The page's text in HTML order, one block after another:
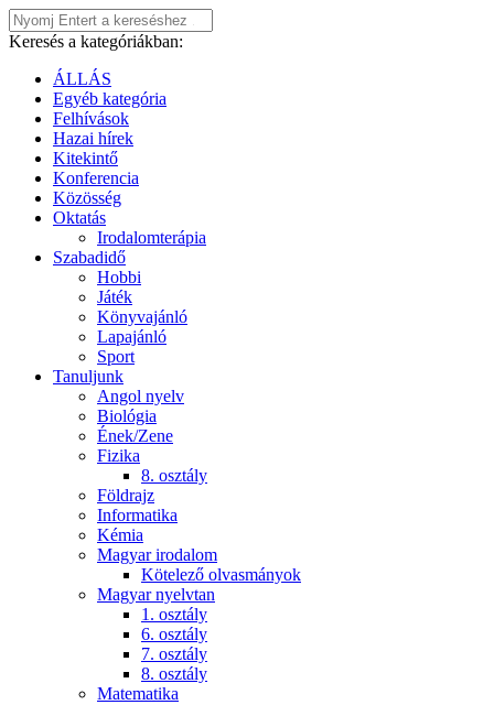
Keresés a kategóriákban:
ÁLLÁS
Egyéb kategória
Felhívások
Hazai hírek
Kitekintő
Konferencia
Közösség
Oktatás
Irodalomterápia
Szabadidő
Hobbi
Játék
Könyvajánló
Lapajánló
Sport
Tanuljunk
Angol nyelv
Biológia
Ének/Zene
Fizika
8. osztály
Földrajz
Informatika
Kémia
Magyar irodalom
Kötelező olvasmányok
Magyar nyelvtan
1. osztály
6. osztály
7. osztály
8. osztály
Matematika